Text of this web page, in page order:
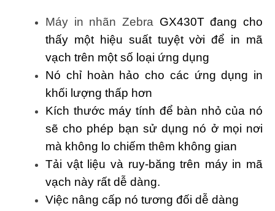
Máy in nhãn Zebra GX430T đang cho
thấy một hiệu suất tuyệt vời để in mã
vạch trên một số loại ứng dụng
Nó chỉ hoàn hảo cho các ứng dụng in
khối lượng thấp hơn
Kích thước máy tính để bàn nhỏ của nó
sẽ cho phép bạn sử dụng nó ở mọi nơi
mà không lo chiếm thêm không gian
Tải vật liệu và ruy-băng trên máy in mã
vạch này rất dễ dàng.
Việc nâng cấp nó tương đối dễ dàng